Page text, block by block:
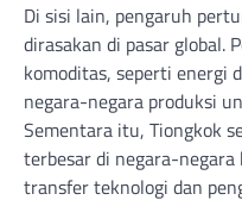
Di sisi lain, pengaruh
dirasakan di pasar global.
komoditas, seperti energi
negara-negara produksi
Sementara itu, Tiongkok
terbesar di negara-
transfer teknologi dan